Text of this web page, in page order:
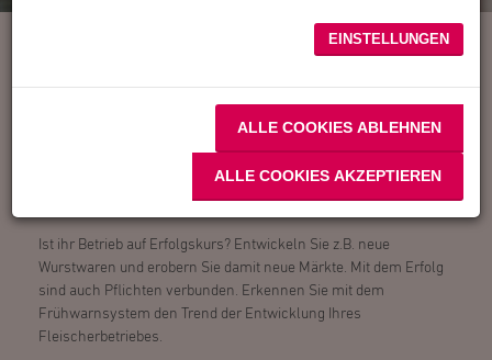
Fleischereibetriebe
Steuernachzahlungen frühzeitig erkennen
Ist ihr Betrieb auf Erfolgskurs? Entwickeln Sie z.B. neue
Wurstwaren und erobern Sie damit neue Märkte. Mit dem Erfolg
sind auch Pflichten verbunden. Erkennen Sie mit dem
Frühwarnsystem den Trend der Entwicklung Ihres
Fleischerbetriebes.
EINSTELLUNGEN
ALLE COOKIES ABLEHNEN
ALLE COOKIES AKZEPTIEREN